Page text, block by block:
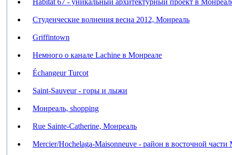
Habitat 67 - уникальный архитектурный проект в
Студенческие волнения весна 2012, Монреаль
Griffintown
Немного о канале Lachine в Монреале
Échangeur Turcot
Saint-Sauveur - горы и лыжи
Монреаль, shopping
Rue Sainte-Catherine, Монреаль
Mercier/Hochelaga-Maisonneuve - район в восточной части